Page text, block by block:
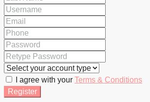
I agree with your Terms & Conditions
Register